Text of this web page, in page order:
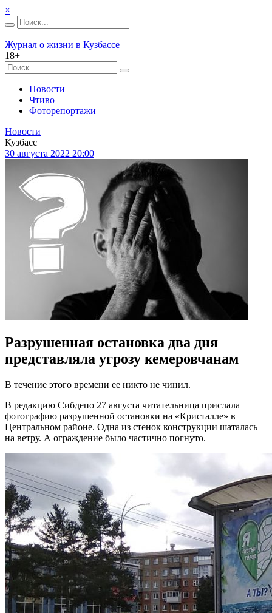
×
Журнал о жизни в Кузбассе
18+
Новости
Чтиво
Фоторепортажи
Новости
Кузбасс
30 августа 2022 20:00
Разрушенная остановка два дня
представляла угрозу кемеровчанам
В течение этого времени ее никто не чинил.
В редакцию Сибдепо 27 августа читательница прислала
фотографию разрушенной остановки на «Кристалле» в
Центральном районе. Одна из стенок конструкции шаталась
на ветру. А ограждение было частично погнуто.